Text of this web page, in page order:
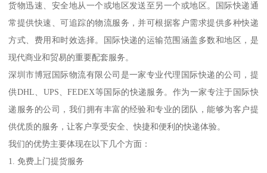
货物迅速、安全地从一个或地区发送至另一个或地区。国际快递通
常提供快速、可追踪的物流服务，并可根据客户需求提供多种快递
方式、费用和时效选择。国际快递的运输范围涵盖多数和地区，是
现代商业和贸易的重要配套服务。
深圳市博冠国际物流有限公司是一家专业代理国际快递的公司，提
供DHL、UPS、FEDEX等国际的快递服务。作为一家专注于国际快
递服务的公司，我们拥有丰富的经验和专业的团队，能够为客户提
供优质的服务，让客户享受安全、快捷和便利的快递体验。
我们的优势主要体现在以下几个方面：
1. 免费上门提货服务